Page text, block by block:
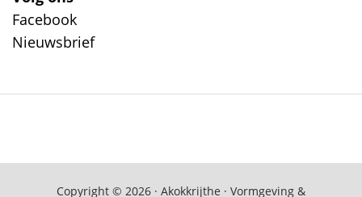
Facebook
Nieuwsbrief
Copyright © 2026 · Akokkrijthe · Vormgeving &